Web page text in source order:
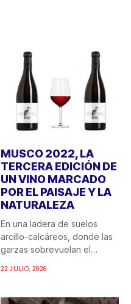
MUSCO 2022, LA
TERCERA EDICIÓN DE
UN VINO MARCADO
POR EL PAISAJE Y LA
NATURALEZA
En una ladera de suelos
arcillo-calcáreos, donde las
garzas sobrevuelan el
22 JULIO, 2026